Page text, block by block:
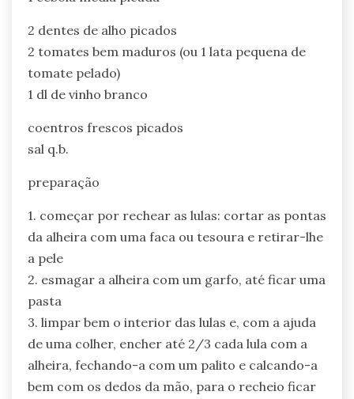
2 dentes de alho picados
2 tomates bem maduros (ou 1 lata pequena de
tomate pelado)
1 dl de vinho branco
coentros frescos picados
sal q.b.
preparação
1. começar por rechear as lulas: cortar as pontas
da alheira com uma faca ou tesoura e retirar-lhe
a pele
2. esmagar a alheira com um garfo, até ficar uma
pasta
3. limpar bem o interior das lulas e, com a ajuda
de uma colher, encher até 2/3 cada lula com a
alheira, fechando-a com um palito e calcando-a
bem com os dedos da mão, para o recheio ficar